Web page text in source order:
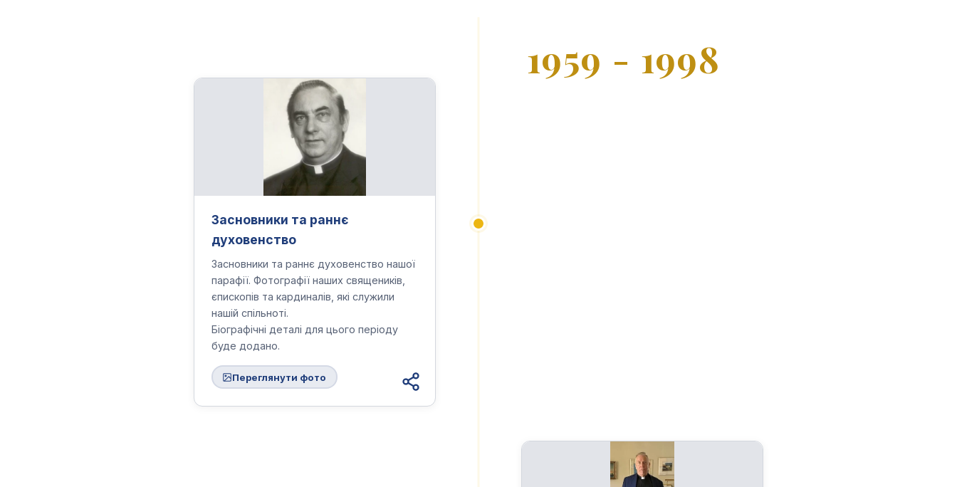
1959 - 1998
Засновники та раннє
духовенство
Засновники та раннє духовенство нашої
парафії. Фотографії наших священиків,
єпископів та кардиналів, які служили
нашій спільноті.
Біографічні деталі для цього періоду
буде додано.
Переглянути фото